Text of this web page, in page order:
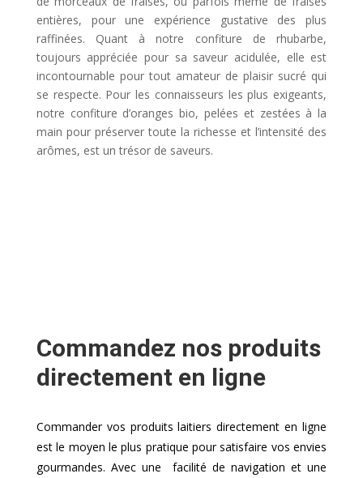
entières, pour une expérience gustative des plus
raffinées. Quant à notre confiture de rhubarbe,
toujours appréciée pour sa saveur acidulée, elle est
incontournable pour tout amateur de plaisir sucré qui
se respecte. Pour les connaisseurs les plus exigeants,
notre confiture d’oranges bio, pelées et zestées à la
main pour préserver toute la richesse et l’intensité des
arômes, est un trésor de saveurs.
Commandez nos produits
directement en ligne
Commander vos produits laitiers directement en ligne
est le moyen le plus pratique pour satisfaire vos envies
gourmandes. Avec une facilité de navigation et une